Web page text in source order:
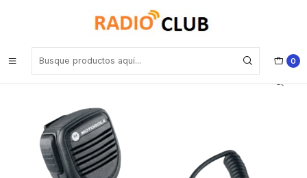
0
Micrófono Parlante Remoto
Motorola PMMN4029 Micrófono parlante remoto Clasificación IP57
para EP350/450 DEP250/450 R2 Precio con iva incluido